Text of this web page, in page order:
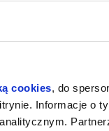
cookies, do
Informacje o